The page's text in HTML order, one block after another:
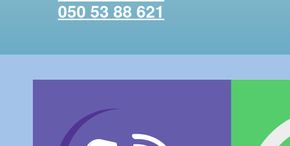
050 53 88 621